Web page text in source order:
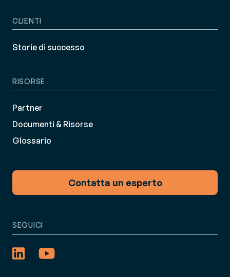
CLIENTI
Storie di successo
RISORSE
Partner
Documenti & Risorse
Glossario
Contatta un esperto
SEGUICI